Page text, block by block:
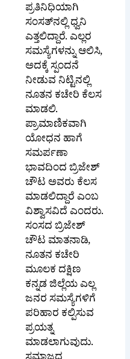
ಸಂಸತ್‌ನಲ್ಲಿ ಧ್ವನಿ
ಎತ್ತಲಿದ್ದಾರೆ. ಎಲ್ಲರ
ಸಮಸ್ಯೆಗಳನ್ನು ಆಲಿಸಿ,
ಅದಕ್ಕೆ ಸ್ಪಂದನೆ
ನೀಡುವ ನಿಟ್ಟಿನಲ್ಲಿ
ನೂತನ ಕಚೇರಿ ಕೆಲಸ
ಮಾಡಲಿ.
ಪ್ರಾಮಾಣಿಕವಾಗಿ
ಯೋಧನ ಹಾಗೆ
ಸಮರ್ಪಣಾ
ಭಾವದಿಂದ ಬ್ರಿಜೇಶ್
ಚೌಟ ಅವರು ಕೆಲಸ
ಮಾಡಲಿದ್ದಾರೆ ಎಂಬ
ವಿಶ್ವಾಸವಿದೆ ಎಂದರು.
ಸಂಸದ ಬ್ರಿಜೇಶ್
ಚೌಟ ಮಾತನಾಡಿ,
ನೂತನ ಕಚೇರಿ
ಮೂಲಕ ದಕ್ಷಿಣ ಕನ್ನಡ
ಜಿಲ್ಲೆಯ ಎಲ್ಲ ಜನರ
ಸಮಸ್ಯೆಗಳಿಗೆ
ಪರಿಹಾರ ಕಲ್ಪಿಸುವ
ಪ್ರಯತ್ನ
ಮಾಡಲಾಗುವುದು.
ಸಮಾಜದ